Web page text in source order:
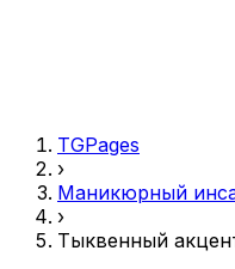
TGPages
›
Маникюрный
›
Тыквенный